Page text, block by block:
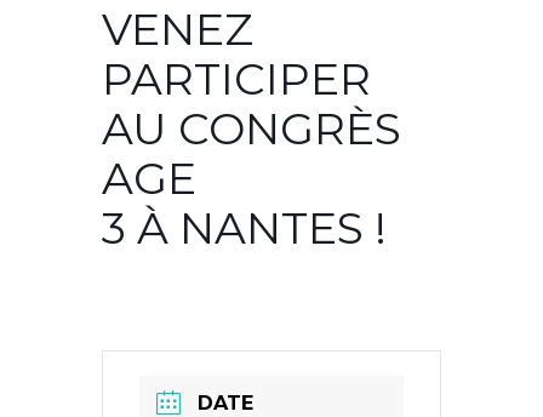
VENEZ
PARTICIPER
AU CONGRÈS
AGE
3 À NANTES !
DATE